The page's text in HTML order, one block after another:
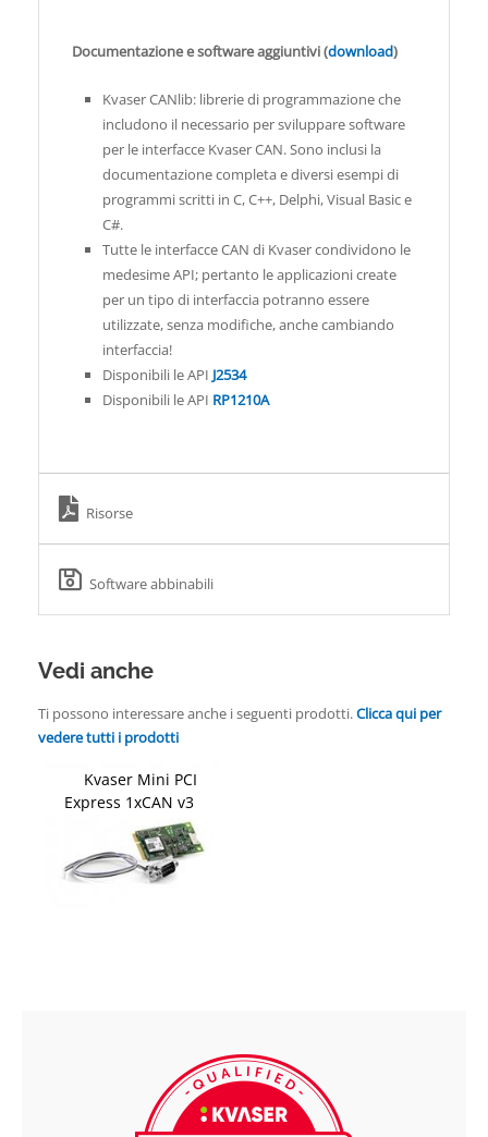
Documentazione e software aggiuntivi (download)
Kvaser CANlib: librerie di programmazione che
includono il necessario per sviluppare software
per le interfacce Kvaser CAN. Sono inclusi la
documentazione completa e diversi esempi di
programmi scritti in C, C++, Delphi, Visual Basic e
C#.
Tutte le interfacce CAN di Kvaser condividono le
medesime API; pertanto le applicazioni create
per un tipo di interfaccia potranno essere
utilizzate, senza modifiche, anche cambiando
interfaccia!
Disponibili le API J2534
Disponibili le API RP1210A
Risorse
Software abbinabili
Vedi anche
Ti possono interessare anche i seguenti prodotti.Clicca qui per
vedere tutti i prodotti
Kvaser Mini PCI
Express 1xCAN v3